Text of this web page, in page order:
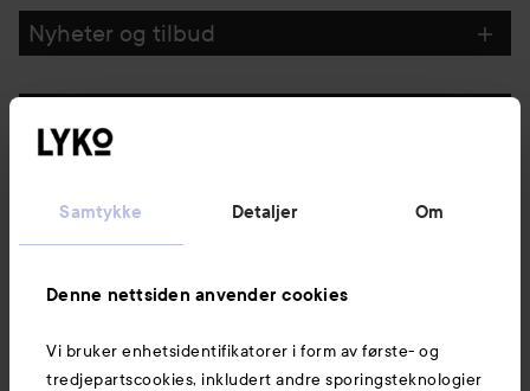
Samtykke Detaljer Om
Denne nettsiden anvender cookies
Vi bruker enhetsidentifikatorer i form av første- og
tredjepartscookies, inkludert andre sporingsteknologier
Nyheter og tilbud
Kundeservice
Informasjon
Også av interesse